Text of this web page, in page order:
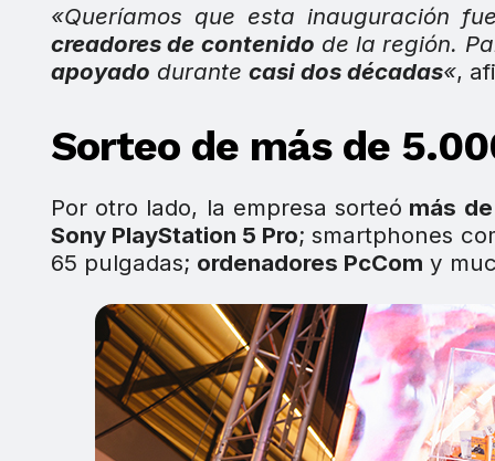
«Queríamos que esta inauguración
creadores de contenido de la región.
apoyado durante casi dos décadas«,
Sorteo de más de
Por otro lado, la empresa sorteó más
Sony PlayStation 5 Pro; smartphones
65 pulgadas; ordenadores PcCom y